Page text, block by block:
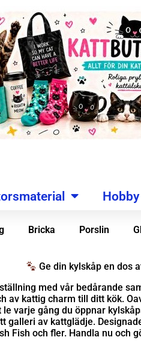
Hobby
Bricka Porslin
Ge din kylskåp en dos
med vår bedårande
av kattig charm till ditt kök.
varje gång du öppnar
av kattglädje.
Fish och fler. Handla nu